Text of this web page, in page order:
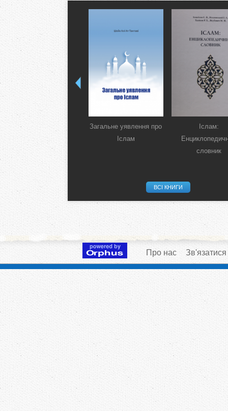
Загальне уявлення про
Іслам
Іслам:
словник
ВСІ КНИГИ
Про нас